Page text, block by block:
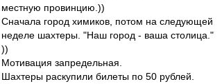
местную провинцию.))
Сначала город химиков, потом на следующей
неделе шахтеры. "Наш город - ваша столица."
))
Мотивация запредельная.
Шахтеры раскупили билеты по 50 рублей.